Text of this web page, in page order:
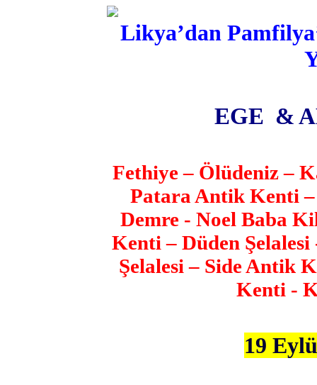
Likya’dan
EGE &
Fethiye – Ölüdeniz –
Patara Antik Kenti –
Demre - Noel Baba
Kenti – Düden
Şelalesi – Side Antik
Kenti -
19